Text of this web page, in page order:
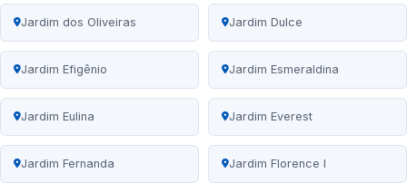
Jardim dos Oliveiras Jardim Dulce
Jardim Efigênio Jardim Esmeraldina
Jardim Eulina Jardim Everest
Jardim Fernanda Jardim Florence I